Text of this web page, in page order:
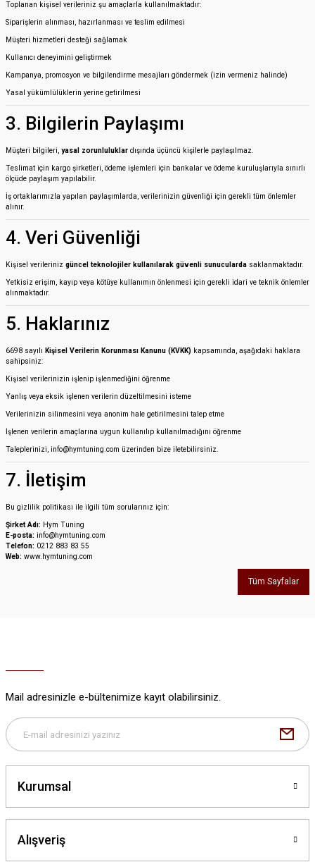
Toplanan kişisel verileriniz şu amaçlarla kullanılmaktadır:
Siparişlerin alınması, hazırlanması ve teslim edilmesi
Müşteri hizmetleri desteği sağlamak
Kullanıcı deneyimini geliştirmek
Kampanya, promosyon ve bilgilendirme mesajları göndermek (izin vermeniz halinde)
Yasal yükümlülüklerin yerine getirilmesi
3. Bilgilerin Paylaşımı
Müşteri bilgileri, yasal zorunluluklar dışında üçüncü kişilerle paylaşılmaz.
Teslimat için kargo şirketleri, ödeme işlemleri için bankalar ve ödeme kuruluşlarıyla sınırlı
ölçüde paylaşım yapılabilir.
İş ortaklarımızla yapılan paylaşımlarda, verilerinizin güvenliği için gerekli tüm önlemler
alınır.
4. Veri Güvenliği
Kişisel verileriniz güncel teknolojiler kullanılarak güvenli sunucularda saklanmaktadır.
Yetkisiz erişim, kayıp veya kötüye kullanımın önlenmesi için gerekli idari ve teknik önlemler
alınmaktadır.
5. Haklarınız
6698 sayılı Kişisel Verilerin Korunması Kanunu (KVKK) kapsamında, aşağıdaki haklara
sahipsiniz:
Kişisel verilerinizin işlenip işlenmediğini öğrenme
Yanlış veya eksik işlenen verilerin düzeltilmesini isteme
Verilerinizin silinmesini veya anonim hale getirilmesini talep etme
İşlenen verilerin amaçlarına uygun kullanılıp kullanılmadığını öğrenme
Taleplerinizi, info@hymtuning.com üzerinden bize iletebilirsiniz.
7. İletişim
Bu gizlilik politikası ile ilgili tüm sorularınız için:
Şirket Adı: Hym Tuning
E-posta: info@hymtuning.com
Telefon: 0212 883 83 55
Web: www.hymtuning.com
Tüm Sayfalar
Mail adresinizle e-bültenimize kayıt olabilirsiniz.
Kurumsal
Alışveriş